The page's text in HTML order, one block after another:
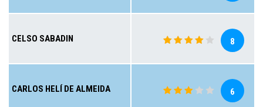
CELSO SABADIN 8
CARLOS HELÍ DE ALMEIDA 6